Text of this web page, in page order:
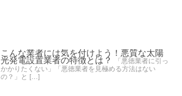
こんな業者には気を付けよう！悪質な太陽
光発電設置業者の特徴とは？
「悪徳業者に引っ
かかりたくない」「悪徳業者を見極める方法はない
の？」と […]